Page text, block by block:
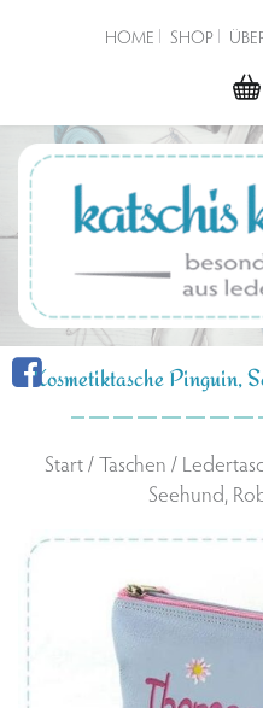
HOME SHOP
Kosmetiktasche Pinguin,
Start/Taschen /
Seehund,